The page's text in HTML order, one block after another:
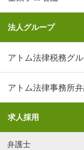
法人グループ
アトム法律税務グ
アトム法律事務所
求人採用
弁護士